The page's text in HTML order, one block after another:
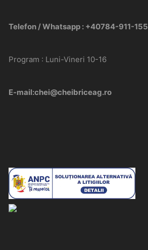
Telefon / Whatsapp : +40784-911-155
Program : Luni-Vineri 10-16
E-mail:chei@cheibriceag.ro